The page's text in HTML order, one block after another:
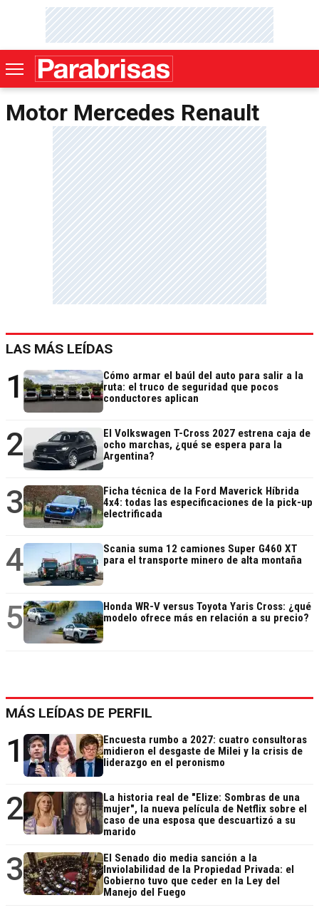
Motor Mercedes Renault
LAS MÁS LEÍDAS
1
Cómo armar el baúl del auto para salir a la
ruta: el truco de seguridad que pocos
conductores aplican
2
El Volkswagen T-Cross 2027 estrena caja de
ocho marchas, ¿qué se espera para la
Argentina?
3
Ficha técnica de la Ford Maverick Híbrida
4x4: todas las especificaciones de la pick-up
electrificada
4
Scania suma 12 camiones Super G460 XT
para el transporte minero de alta montaña
5
Honda WR-V versus Toyota Yaris Cross: ¿qué
modelo ofrece más en relación a su precio?
MÁS LEÍDAS DE PERFIL
1
Encuesta rumbo a 2027: cuatro consultoras
midieron el desgaste de Milei y la crisis de
liderazgo en el peronismo
2
La historia real de "Elize: Sombras de una
mujer", la nueva película de Netflix sobre el
caso de una esposa que descuartizó a su
marido
3
El Senado dio media sanción a la
Inviolabilidad de la Propiedad Privada: el
Gobierno tuvo que ceder en la Ley del
Manejo del Fuego